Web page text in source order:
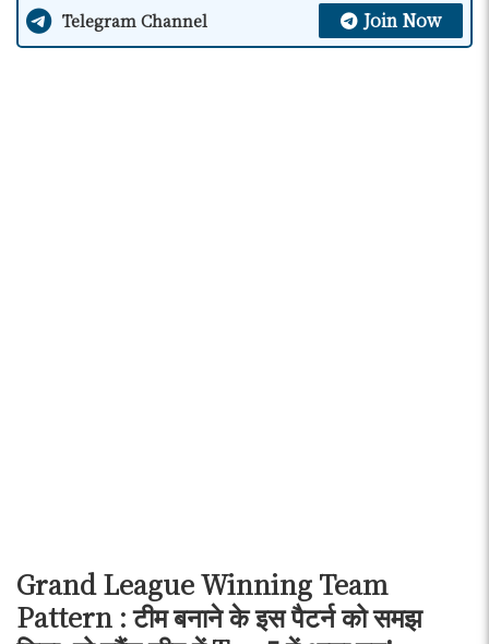
Telegram Channel Join Now
Grand League Winning Team
Pattern : टीम बनाने के इस पैटर्न को समझ